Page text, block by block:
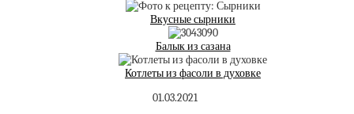
Вкусные сырники
Балык из сазана
Котлеты из фасоли в духовке
01.03.2021